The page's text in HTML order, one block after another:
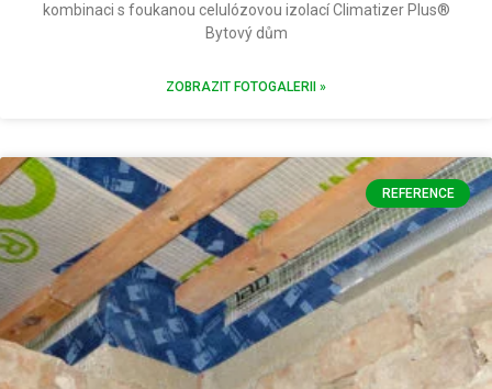
kombinaci s foukanou celulózovou izolací Climatizer Plus®
Bytový dům
ZOBRAZIT FOTOGALERII »
REFERENCE